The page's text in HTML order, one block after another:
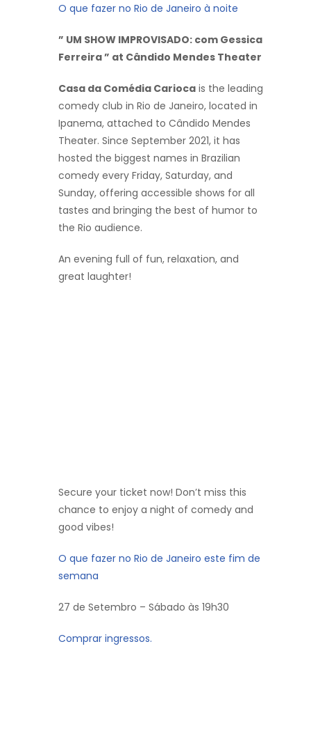
O que fazer no Rio de Janeiro à noite
” UM SHOW IMPROVISADO: com Gessica
Ferreira ” at Cândido Mendes Theater
Casa da Comédia Carioca is the leading
comedy club in Rio de Janeiro, located in
Ipanema, attached to Cândido Mendes
Theater. Since September 2021, it has
hosted the biggest names in Brazilian
comedy every Friday, Saturday, and
Sunday, offering accessible shows for all
tastes and bringing the best of humor to
the Rio audience.
An evening full of fun, relaxation, and
great laughter!
Secure your ticket now! Don’t miss this
chance to enjoy a night of comedy and
good vibes!
O que fazer no Rio de Janeiro este fim de
semana
27 de Setembro – Sábado às 19h30
Comprar ingressos.